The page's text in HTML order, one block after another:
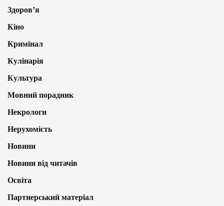
Здоров’я
Кіно
Кримінал
Кулінарія
Культура
Мовний порадник
Некрологи
Нерухомість
Новини
Новини від читачів
Освіта
Партнерський матеріал